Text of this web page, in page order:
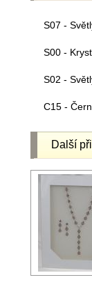
S07 -
S00 -
S02 -
C15 -
Další